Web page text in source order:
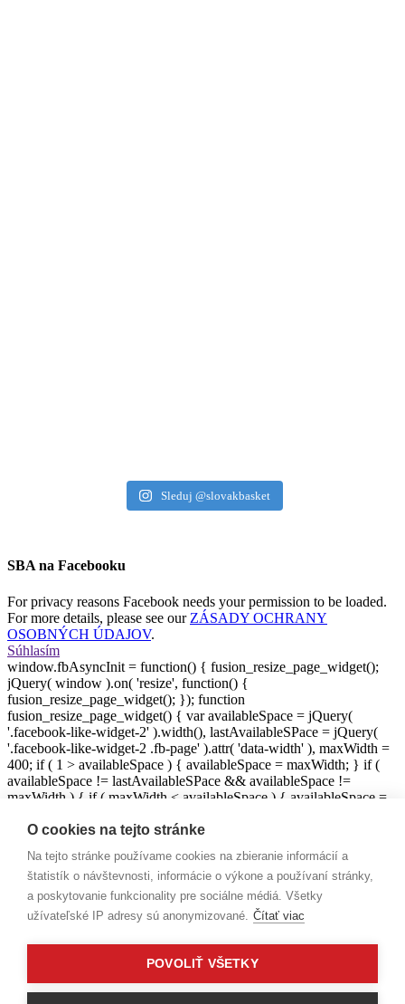
Sleduj @slovakbasket
SBA na Facebooku
For privacy reasons Facebook needs your permission to be loaded.
For more details, please see our ZÁSADY OCHRANY
OSOBNÝCH ÚDAJOV.
Súhlasím
window.fbAsyncInit = function() { fusion_resize_page_widget();
jQuery( window ).on( 'resize', function() {
fusion_resize_page_widget(); }); function
fusion_resize_page_widget() { var availableSpace = jQuery(
'.facebook-like-widget-2' ).width(), lastAvailableSPace = jQuery(
'.facebook-like-widget-2 .fb-page' ).attr( 'data-width' ), maxWidth =
400; if ( 1 > availableSpace ) { availableSpace = maxWidth; } if (
availableSpace != lastAvailableSPace && availableSpace !=
maxWidth ) { if ( maxWidth < availableSpace ) { availableSpace =
width', Math.floor( availableSpace ) ); if ( 'undefined' !== typeof FB
d.getElementsByTagName( s )[0]; if ( d.getElementById( id ) ) {
return; } js = d.createElement( s ); js.id = id; js.src =
"https://connect.facebook.net/sk_SK/
fjs.parentNode.insertBefore( js, fjs ); }( document, 'script',
© COPYRIGHT 2020 SBA - SLOVENSKÁ BASKETBALOVÁ
O cookies na tejto stránke
Na tejto stránke používame cookies na zbieranie informácií a
štatistík o návštevnosti, informácie o výkone a používaní stránky,
a poskytovanie funkcionality pre sociálne médiá. Všetky
užívateľské IP adresy sú anonymizované. Čítať viac
POVOLIŤ VŠETKY